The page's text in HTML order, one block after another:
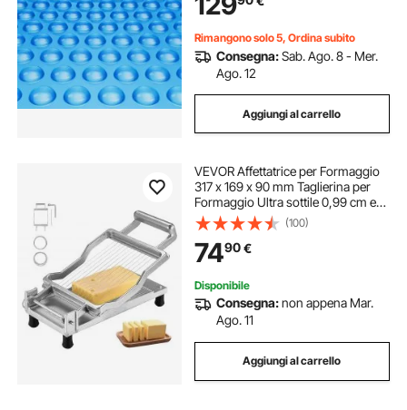
Blu
Rimangono solo 5, Ordina subito
Consegna:Sab. Ago. 8 - Mer.
Ago. 12
Aggiungi al carrello
VEVOR Affettatrice per Formaggio
317 x 169 x 90 mm Taglierina per
Formaggio Ultra sottile 0,99 cm e
1,98 cm Filo per Affettare
Formaggio Staccabile, con Filo per
Coltello in Acciaio Inossidabile 316
(100)
7490€
Disponibile
Consegna:non appena Mar.
Ago. 11
Aggiungi al carrello